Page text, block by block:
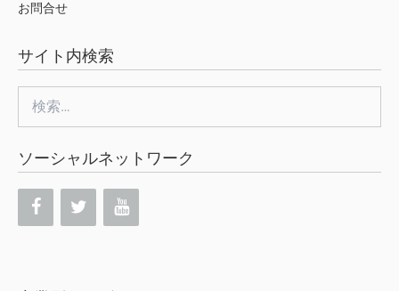
お問合せ
サイト内検索
索:
ソーシャルネットワーク